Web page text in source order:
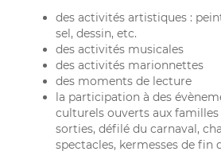
des activités artistiques :
sel, dessin, etc.
des activités musicales
des activités marionnettes
des moments de lecture
la participation à des
culturels ouverts aux familles
sorties, défilé du carnaval,
spectacles, kermesses de fin